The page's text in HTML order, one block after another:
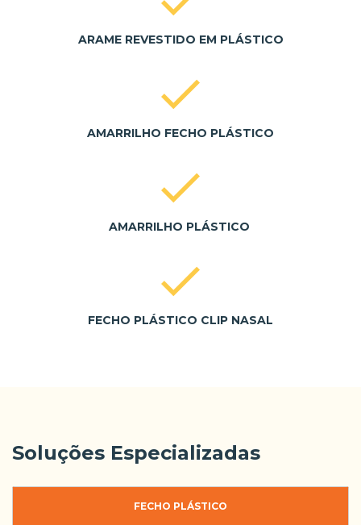
ARAME REVESTIDO EM PLÁSTICO
AMARRILHO FECHO PLÁSTICO
AMARRILHO PLÁSTICO
FECHO PLÁSTICO CLIP NASAL
Soluções Especializadas
FECHO PLÁSTICO